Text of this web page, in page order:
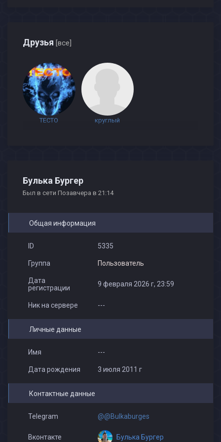
Друзья [все]
TECTO круглый
Булька Бургер
Был в сети Позавчера в 21:14
Общая информация
ID 5335
Группа Пользователь
Дата
регистрации
9 февраля 2026 г, 23:59
Ник на сервере ---
Личные данные
Имя ---
Дата рождения 3 июля 2011 г
Контактные данные
Telegram @@Bulkaburges
Вконтакте Булька Бургер